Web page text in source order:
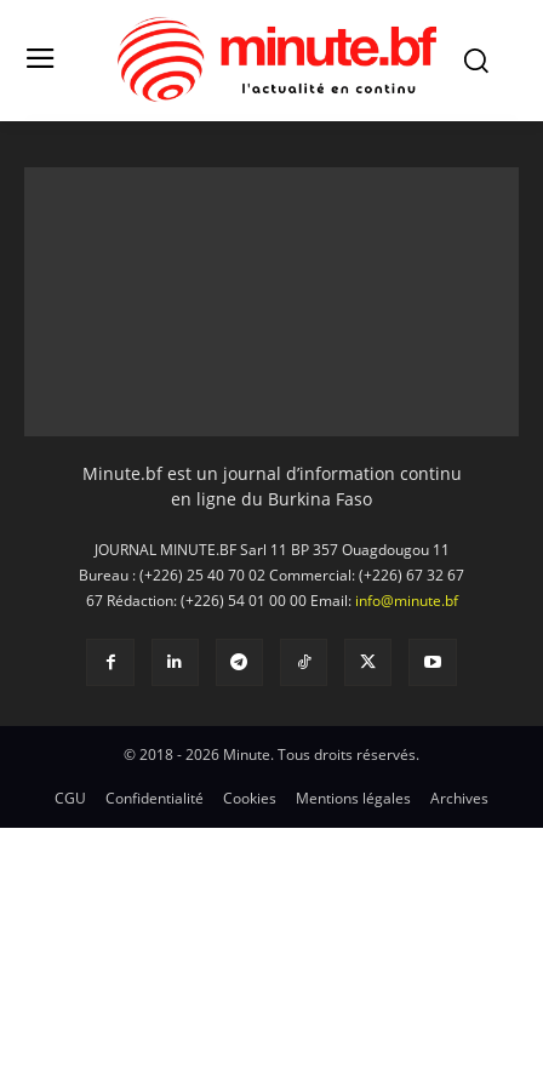
Minute.bf est un journal d’information continu
en ligne du Burkina Faso
JOURNAL MINUTE.BF Sarl 11 BP 357 Ouagdougou 11
Bureau : (+226) 25 40 70 02 Commercial: (+226) 67 32 67
67 Rédaction: (+226) 54 01 00 00 Email: info@minute.bf
© 2018 - 2026 Minute. Tous droits réservés.
CGU Confidentialité Cookies Mentions légales Archives